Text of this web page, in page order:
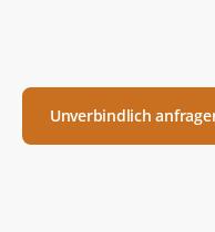
Unverbindlich